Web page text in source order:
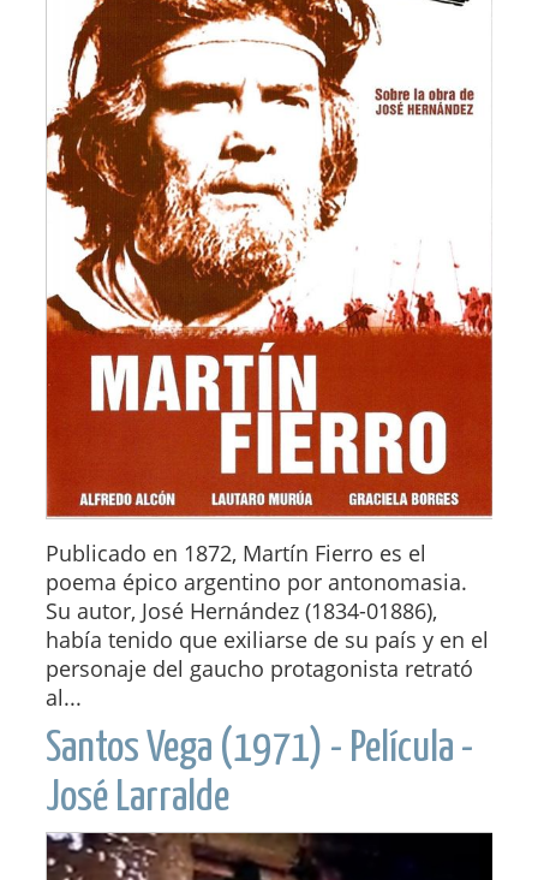
Publicado en 1872, Martín Fierro es el
poema épico argentino por antonomasia.
Su autor, José Hernández (1834-01886),
había tenido que exiliarse de su país y en el
personaje del gaucho protagonista retrató
al...
Santos Vega (1971) - Película -
José Larralde